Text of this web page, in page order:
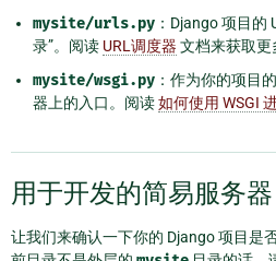
mysite/urls.py ：Django 项目的
录”。阅读 URL调度器 文档来获取更
mysite/wsgi.py ：作为你的项目
器上的入口。阅读如何使用 WSGI
用于开发的简易服务器
让我们来确认一下你的 Django 项目是